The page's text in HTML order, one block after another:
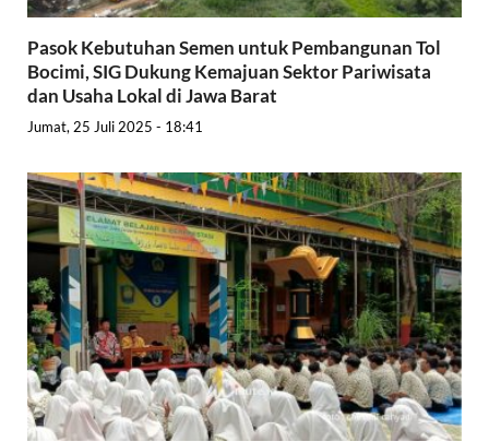
Pasok Kebutuhan Semen untuk Pembangunan Tol
Bocimi, SIG Dukung Kemajuan Sektor Pariwisata
dan Usaha Lokal di Jawa Barat
Jumat, 25 Juli 2025 - 18:41